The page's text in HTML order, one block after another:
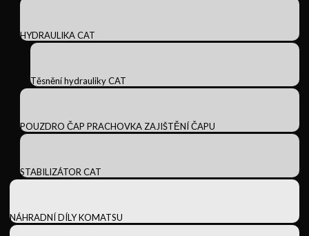
HYDRAULIKA CAT
Těsnění hydrauliky CAT
POUZDRO ČAP PRACHOVKA ZAJIŠTĚNÍ ČAPU
STABILIZÁTOR CAT
NÁHRADNÍ DÍLY KOMATSU